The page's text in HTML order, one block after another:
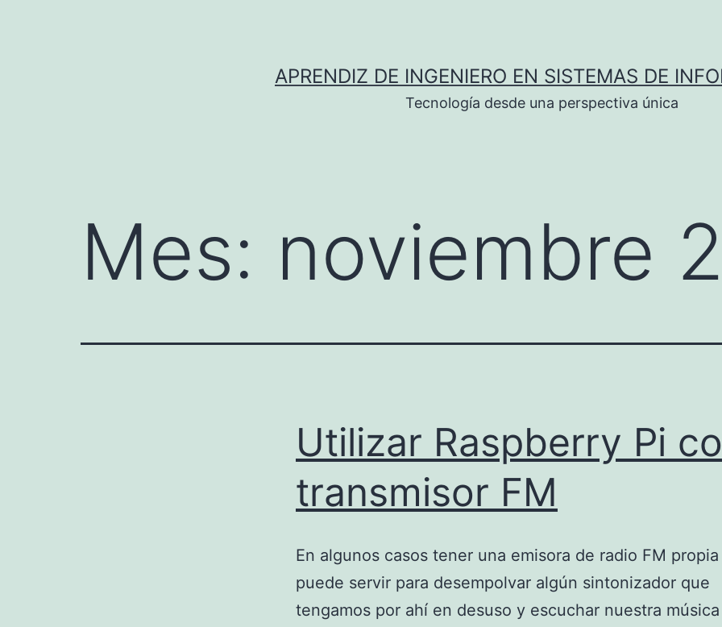
APRENDIZ DE INGENIERO EN SISTEMAS DE
Tecnología desde una perspectiva única
Mes: noviembre
Utilizar Raspberry Pi
transmisor FM
En algunos casos tener una emisora de radio FM
puede servir para desempolvar algún sintonizador que
tengamos por ahí en desuso y escuchar nuestra